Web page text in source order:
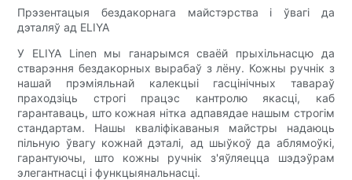
Прэзентацыя бездакорнага майстэрства і ўвагі да
дэталяў ад ELIYA
У ELIYA Linen мы ганарымся сваёй прыхільнасцю да
стварэння бездакорных вырабаў з лёну. Кожны ручнік з
нашай прэміяльнай калекцыі гасцінічных тавараў
праходзіць строгі працэс кантролю якасці, каб
гарантаваць, што кожная нітка адпавядае нашым строгім
стандартам. Нашы кваліфікаваныя майстры надаюць
пільную ўвагу кожнай дэталі, ад шыўкоў да аблямоўкі,
гарантуючы, што кожны ручнік з'яўляецца шэдэўрам
элегантнасці і функцыянальнасці.